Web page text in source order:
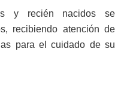
y recién nacidos se
recibiendo atención de
para el cuidado de su